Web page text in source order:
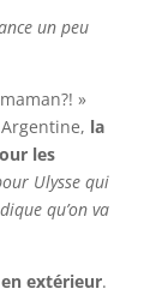
un peu
»
la
les
Ulysse qui
qu’on va
extérieur.